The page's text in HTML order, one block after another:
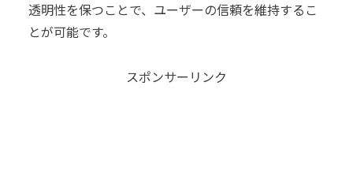
透明性を保つことで、ユーザーの信頼を維持するこ
とが可能です。
スポンサーリンク